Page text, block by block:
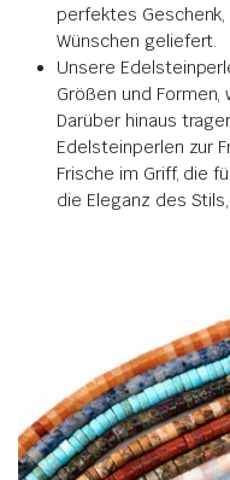
perfektes
Wünschen geliefert.
Unsere
Größen und
Darüber hinaus
Edelsteinperlen zur
Frische im Griff, die
die Eleganz des